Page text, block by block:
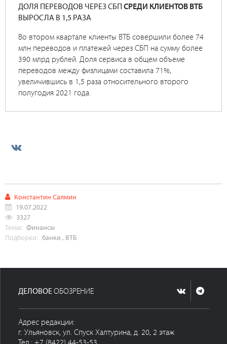
ДОЛЯ ПЕРЕВОДОВ ЧЕРЕЗ СБП СРЕДИ КЛИЕНТОВ ВТБ
ВЫРОСЛА В 1,5 РАЗА
Во втором квартале клиенты ВТБ совершили более 74
млн переводов и платежей через СБП на сумму более
390 млрд рублей. Доля сервиса в общем объеме
переводов между физлицами составила 71%,
увеличившись в 1,5 раза относительного второго
полугодия 2021 года.
Константин Салмин
19.07.2022
3327
Темы: Финансы
Подборки: банки , ВТБ
ДЕЛОВОЕ ОБОЗРЕНИЕ
Адрес редакции:
г. Ульяновск, ул. Спуск Халтурина, д. 20, 2 этаж
Тел.: +7 (8422) 44-53-53